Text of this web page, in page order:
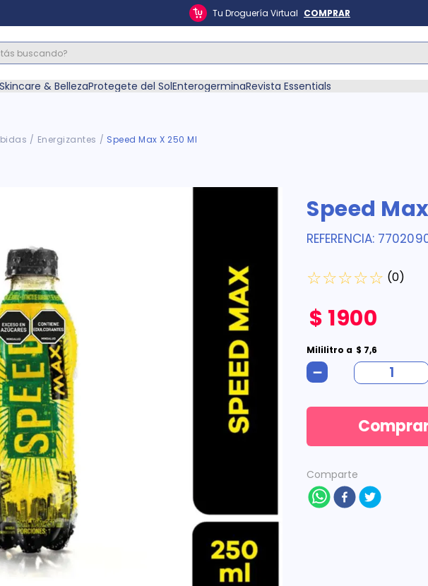
Tu Droguería Virtual COMPRAR
buscando?
Skincare & BellezaProtegete del SolEnterogerminaRevista Essentials
Energizantes Speed Max X 250 Ml
Speed
REFERENCIA:
☆☆☆☆☆ (0)
$ 1900
Mililitro a $ 7,6
－
Comparte
Términos Más Buscados
3
4
mounjaro
10. vitamina c